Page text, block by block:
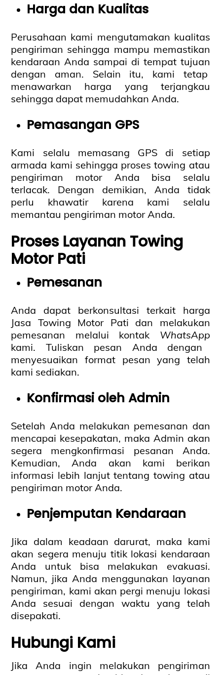
Harga dan Kualitas
Perusahaan kami mengutamakan kualitas
pengiriman sehingga mampu memastikan
kendaraan Anda sampai di tempat tujuan
dengan aman. Selain itu, kami tetap
menawarkan harga yang terjangkau
sehingga dapat memudahkan Anda.
Pemasangan GPS
Kami selalu memasang GPS di setiap
armada kami sehingga proses towing atau
pengiriman motor Anda bisa selalu
terlacak. Dengan demikian, Anda tidak
perlu khawatir karena kami selalu
memantau pengiriman motor Anda.
Proses Layanan Towing
Motor Pati
Pemesanan
Anda dapat berkonsultasi terkait harga
Jasa Towing Motor Pati dan melakukan
pemesanan melalui kontak WhatsApp
kami. Tuliskan pesan Anda dengan
menyesuaikan format pesan yang telah
kami sediakan.
Konfirmasi oleh Admin
Setelah Anda melakukan pemesanan dan
mencapai kesepakatan, maka Admin akan
segera mengkonfirmasi pesanan Anda.
Kemudian, Anda akan kami berikan
informasi lebih lanjut tentang towing atau
pengiriman motor Anda.
Penjemputan Kendaraan
Jika dalam keadaan darurat, maka kami
akan segera menuju titik lokasi kendaraan
Anda untuk bisa melakukan evakuasi.
Namun, jika Anda menggunakan layanan
pengiriman, kami akan pergi menuju lokasi
Anda sesuai dengan waktu yang telah
disepakati.
Hubungi Kami
Jika Anda ingin melakukan pengiriman